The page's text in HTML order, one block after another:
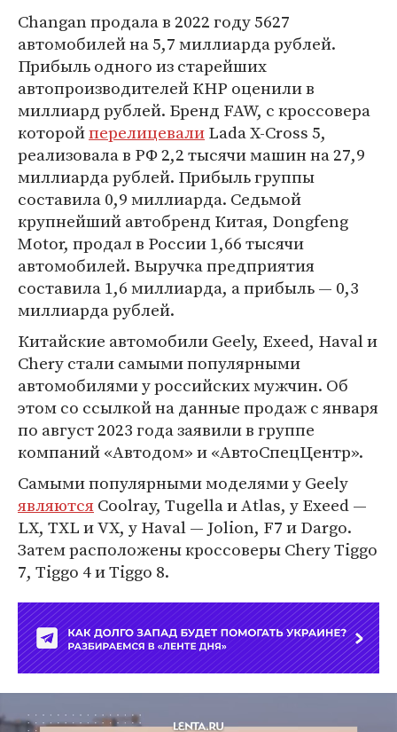
Changan продала в 2022 году 5627
автомобилей на 5,7 миллиарда рублей.
Прибыль одного из старейших
автопроизводителей КНР оценили в
миллиард рублей. Бренд FAW, с кроссовера
которойперелицевалиLada X-Cross 5,
реализовала в РФ 2,2 тысячи машин на 27,9
миллиарда рублей. Прибыль группы
составила 0,9 миллиарда. Седьмой
крупнейший автобренд Китая, Dongfeng
Motor, продал в России 1,66 тысячи
автомобилей. Выручка предприятия
составила 1,6 миллиарда, а прибыль — 0,3
миллиарда рублей.
Китайские автомобили Geely, Exeed, Haval и
Chery стали самыми популярными
автомобилями у российских мужчин. Об
этом со ссылкой на данные продаж с января
по август 2023 года заявили в группе
компаний «Автодом» и «АвтоСпецЦентр».
Самыми популярными моделями у Geely
являютсяCoolray, Tugella и Atlas, у Exeed —
LX, TXL и VX, у Haval — Jolion, F7 и Dargo.
Затем расположены кроссоверы Chery Tiggo
7, Tiggo 4 и Tiggo 8.